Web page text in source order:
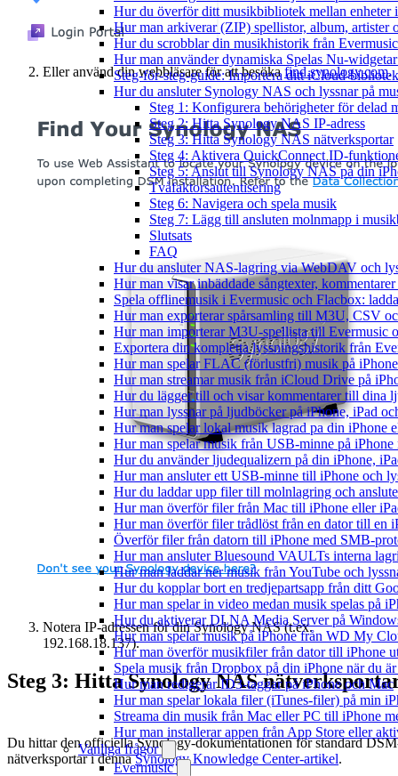
Hur du överför ditt musikbibliotek mellan enheter
Hur man arkiverar (ZIP) spellistor, album, artister
Hur du scrobblar din musikhistorik från
Hur man använder dynamiska Spelas Nu-
Steg-för-steg-guide: Importera ditt iCloud-
Hur du ansluter Synology NAS och lyssnar på
Steg 1: Konfigurera behörigheter för delad
Steg 2: Hitta Synology NAS IP-adress
Steg 3: Hitta Synology NAS nätverksportar
Steg 4: Aktivera QuickConnect ID-
Steg 5: Anslut till Synology NAS på din
Tvåfaktorsautentisering
Steg 6: Navigera och spela musik
Steg 7: Lägg till ansluten molnmapp i
Slutsats
FAQ
Hur du ansluter NAS-lagring via WebDAV och
Hur man visar inbäddade sångtexter,
Spela offlinemusik i Evermusic och Flacbox:
Hur man exporterar spårsamling till M3U, CSV
Hur man importerar M3U-spellista till Evermusic
Exportera din kompletta lyssningshistorik från
Hur man spelar FLAC (förlustfri) musik på iPhone
Hur man streamar musik från iCloud Drive på
Hur du lägger till och visar kommentarer till dina
Hur man lyssnar på ljudböcker på iPhone, iPad
Hur man spelar lokal musik lagrad pa din iPhone
Hur man spelar musik från USB-minne på
Hur du använder ljudequalizern på din iPhone,
Hur man ansluter ett USB-minne till iPhone och
Hur du laddar upp filer till molnlagring och
Hur man överför filer från Mac till iPhone eller
Hur man överför filer trådlöst från en dator till en
Överför filer från datorn till iPhone med SMB-
Hur man ansluter Bluesound VAULTs interna
Hur man laddar ner musik från YouTube och
Hur du kopplar bort en tredjepartsapp från ditt
Hur man spelar in video medan musik spelas på
Hur du aktiverar DLNA Media Server på
Hur man spelar musik på iPhone från WD My
Hur man överför musikfiler från dator till iPhone
Spela musik från Dropbox på din iPhone när du
Hur man redigerar ID3-taggar på iPhone och Mac
Hur man spelar lokala filer (iTunes-filer) på min
Streama din musik från Mac eller PC till iPhone
Hur man installerar appen från App Store eller
Vanliga frågor
Evermusic
Eller använd din webbläsare för att besökafind.synology.com.
Notera IP-adressen för din Synology NAS (t.ex.
192.168.18.137).
Steg 3: Hitta Synology NAS
Du hittar den officiella Synology-dokumentationen för standard
nätverksportar i dennaSynology Knowledge Center-artikel.